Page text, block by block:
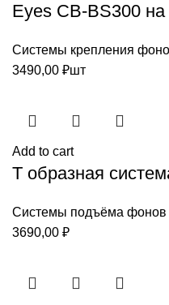
Eyes CB-BS300
Системы крепления
3490,00 ₽шт
Add to cart
Т образная
Системы подъёма фонов
3690,00 ₽